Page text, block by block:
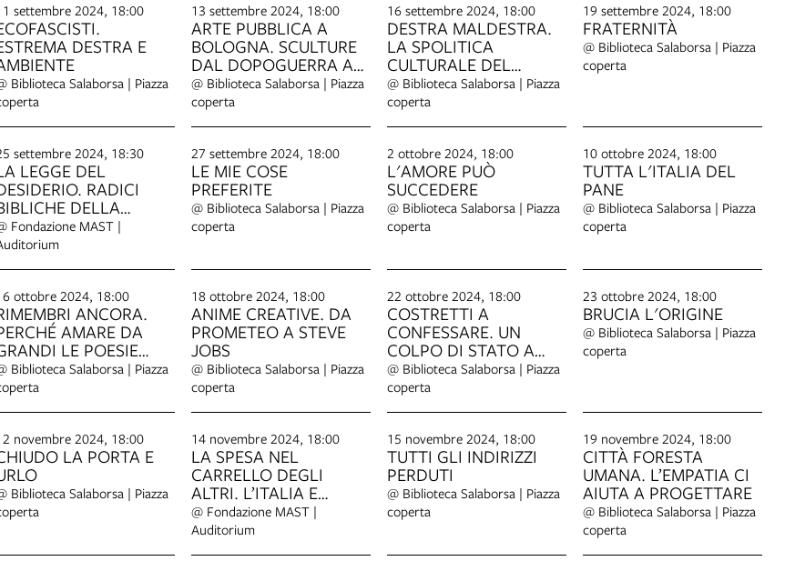
settembre 2024, 18:00
DESTRA E
Biblioteca Salaborsa | Piazza
13 settembre 2024, 18:00
ARTE PUBBLICA A
BOLOGNA. SCULTURE
DAL DOPOGUERRA AD
OGGI
@ Biblioteca Salaborsa | Piazza
coperta
16 settembre 2024, 18:00
DESTRA MALDESTRA.
LA SPOLITICA
CULTURALE DEL
GOVERNO MELONI
@ Biblioteca Salaborsa | Piazza
coperta
19 settembre 2024, 18:00
FRATERNITÀ
@ Biblioteca Salaborsa | Piazza
coperta
settembre 2024, 18:30
LEGGE DEL
RADICI
DELLA
Fondazione MAST |
27 settembre 2024, 18:00
LE MIE COSE
PREFERITE
@ Biblioteca Salaborsa | Piazza
coperta
2 ottobre 2024, 18:00
L'AMORE PUÒ
SUCCEDERE
@ Biblioteca Salaborsa | Piazza
coperta
10 ottobre 2024, 18:00
TUTTA L'ITALIA DEL
PANE
@ Biblioteca Salaborsa | Piazza
coperta
ottobre 2024, 18:00
ANCORA.
AMARE DA
LE POESIE
A SCUOLA
Biblioteca Salaborsa | Piazza
18 ottobre 2024, 18:00
ANIME CREATIVE. DA
PROMETEO A STEVE
JOBS
@ Biblioteca Salaborsa | Piazza
coperta
22 ottobre 2024, 18:00
COSTRETTI A
CONFESSARE. UN
COLPO DI STATO A
BOLOGNA NEL
RINASCIMENTO
@ Biblioteca Salaborsa | Piazza
coperta
23 ottobre 2024, 18:00
BRUCIA L'ORIGINE
@ Biblioteca Salaborsa | Piazza
coperta
novembre 2024, 18:00
LA PORTA E
Biblioteca Salaborsa | Piazza
14 novembre 2024, 18:00
LA SPESA NEL
CARRELLO DEGLI
ALTRI. L’ITALIA E
L’IMPOVERIMENTO
ALIMENTARE
@ Fondazione MAST |
Auditorium
15 novembre 2024, 18:00
TUTTI GLI INDIRIZZI
PERDUTI
@ Biblioteca Salaborsa | Piazza
coperta
19 novembre 2024, 18:00
CITTÀ FORESTA
UMANA. L’EMPATIA CI
AIUTA A PROGETTARE
@ Biblioteca Salaborsa | Piazza
coperta